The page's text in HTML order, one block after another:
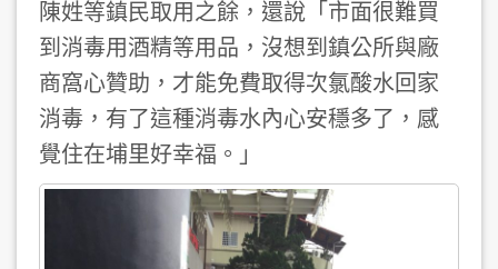
陳姓等鎮民取用之餘，還說「市面很難買
到消毒用酒精等用品，沒想到鎮公所與廠
商窩心贊助，才能免費取得次氯酸水回家
消毒，有了這種消毒水內心安穩多了，感
覺住在埔里好幸福。」